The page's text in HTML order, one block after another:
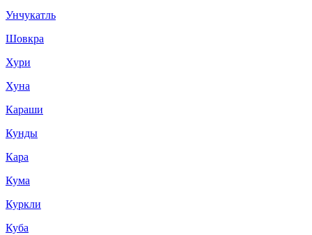
Унчукатль
Шовкра
Хури
Хуна
Караши
Кунды
Кара
Кума
Куркли
Куба